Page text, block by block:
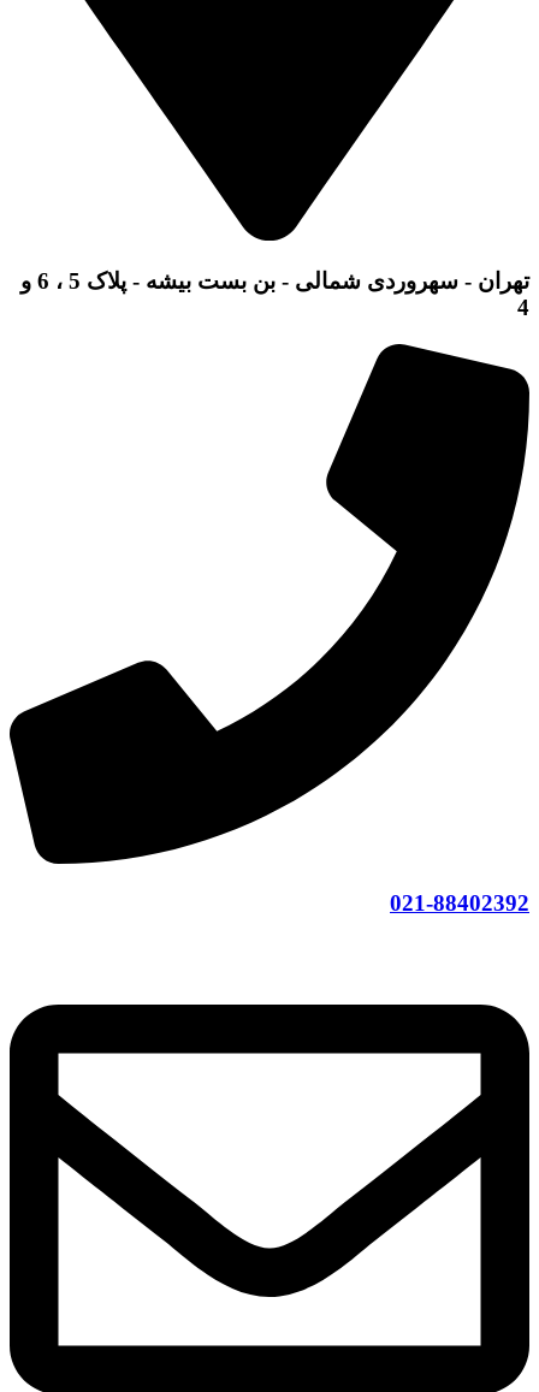
تهران - سهروردی شمالی - بن بست بیشه - پلاک 5 ، 6 و
4
021-88402392